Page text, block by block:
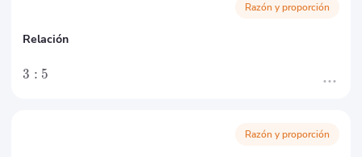
Razón y proporción
Relación
3 : 5
Razón y proporción